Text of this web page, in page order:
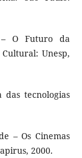
– O Futuro da
Unesp,
das tecnologias
– Os Cinemas
2000.